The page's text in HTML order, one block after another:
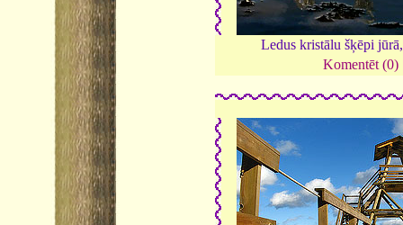
Ledus kristālu šķēpi
Komentēt (0)